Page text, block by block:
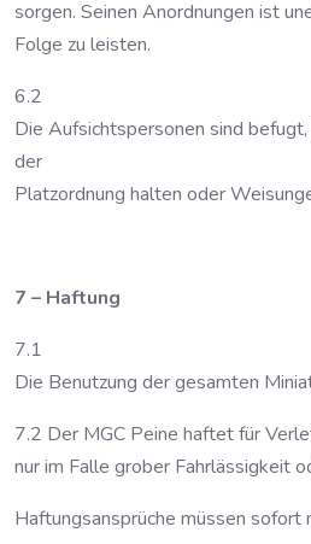
sorgen. Seinen Anordnungen ist
Folge zu leisten.
6.2
Die Aufsichtspersonen sind
der
Platzordnung halten oder
7 – Haftung
7.1
Die Benutzung der gesamten
7.2 Der MGC Peine haftet für
nur im Falle grober Fahrlässigkeit
Haftungsansprüche müssen